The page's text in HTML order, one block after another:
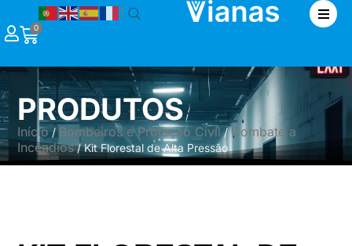
0
PRODUTOS
Início/ Bombeiros e Proteção Civil/Combate a
Incêndios/ Kit Florestal de Alta Pressão